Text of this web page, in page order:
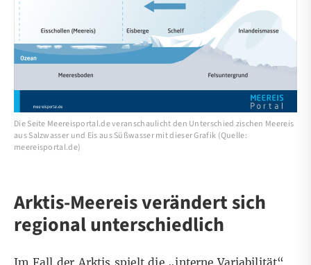
Die Seite Meereisportal.de veranschaulicht den Unterschied zischen Meereis
aus Salzwasser und Eis aus Süßwasser mit dieser Grafik (Quelle:
meereisportal.de)
Arktis-Meereis verändert sich
regional unterschiedlich